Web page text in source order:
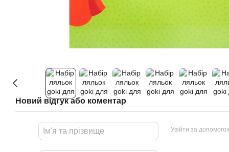
Новий відгук або коментар
Увійти за